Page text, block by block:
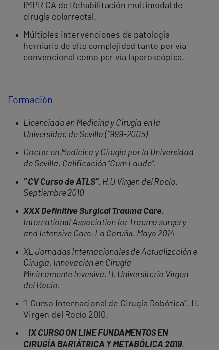
IMPRICA de Rehabilitación multimodal de
cirugía colorrectal.
Múltiples intervenciones de patología
herniaria de alta complejidad tanto por vía
convencional como por vía laparoscópica.
Formación
Licenciado en Medicina y Cirugía en la
Universidad de Sevilla (1999-2005)
Doctor en Medicina y Cirugía por la Universidad
de Sevilla. Calificación “Cum Laude”.
“ CV Curso de ATLS”. H.U Virgen del Rocío.
Septiembre 2010
XXX Definitive Surgical Trauma Care.
International Association for Trauma surgery
and Intensive Care. La Coruña. Mayo 2014
XL Jornadas Internacionales de Actualización e
Cirugía. Innovación en Cirugía
Mínimamente Invasiva. H. Universitario Virgen
del Rocío.
“I Curso Internacional de Cirugía Robótica”. H.
Virgen del Rocío 2010.
-IX CURSO ON LINE FUNDAMENTOS EN
CIRUGÍA BARIÁTRICA Y METABÓLICA 2019.